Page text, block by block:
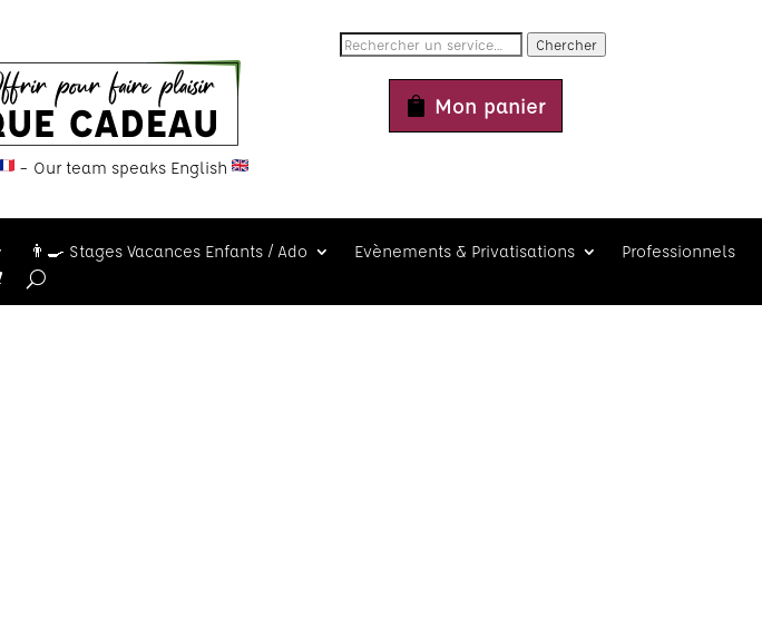
– Our team speaks English
Chercher
Mon panier
👨‍🍳 Stages Vacances Enfants / Ado Evènements & Privatisations Professionnels